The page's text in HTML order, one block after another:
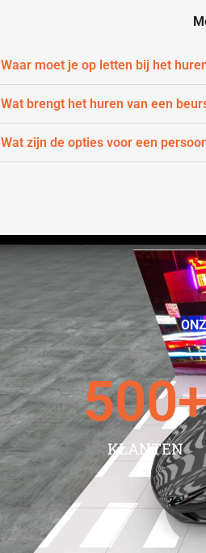
Waar moet je op letten bij het
Wat brengt het huren van een
Wat zijn de opties voor een
KLANTEN
500